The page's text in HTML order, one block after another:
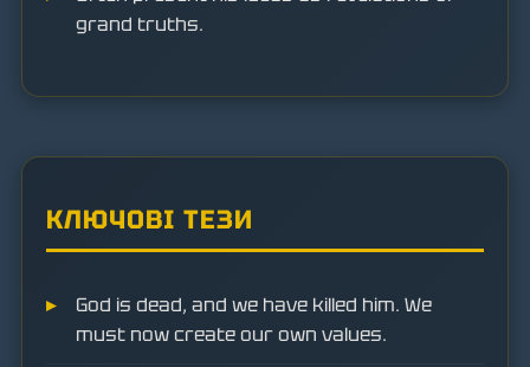
grand truths.
КЛЮЧОВІ ТЕЗИ
God is dead, and we have killed him. We
must now create our own values.